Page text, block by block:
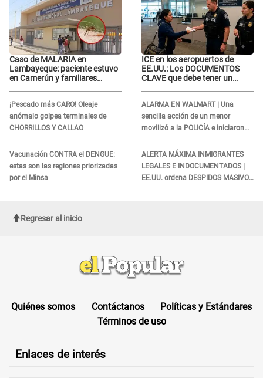
Caso de MALARIA en
Lambayeque: paciente estuvo
en Camerún y familiares
¡Pescado más CARO! Oleaje
anómalo golpea terminales de
CHORRILLOS Y CALLAO
Vacunación CONTRA el DENGUE:
estas son las regiones priorizadas
por el Minsa
ICE en los aeropuertos de
EE.UU.: Los DOCUMENTOS
CLAVE que debe tener un
ALARMA EN WALMART | Una
sencilla acción de un menor
movilizó a la POLICÍA e iniciaron
una investigación por lo hallado:
¿Qué ocurrió?
ALERTA MÁXIMA INMIGRANTES
LEGALES E INDOCUMENTADOS |
EE.UU. ordena DESPIDOS MASIVOS
y DEPORTACIONES a estos
Regresar al inicio
Quiénes somos Contáctanos
Políticas y Estándares
Términos de uso
Enlaces de interés